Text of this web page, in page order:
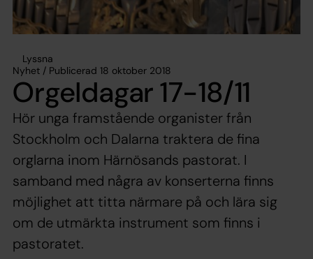
Lyssna
Nyhet / Publicerad 18 oktober 2018
Orgeldagar 17-18/11
Hör unga framstående organister från
Stockholm och Dalarna traktera de fina
orglarna inom Härnösands pastorat. I
samband med några av konserterna finns
möjlighet att titta närmare på och lära sig
om de utmärkta instrument som finns i
pastoratet.